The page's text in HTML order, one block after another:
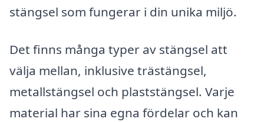
stängsel som fungerar i din unika miljö.
Det finns många typer av stängsel att
välja mellan, inklusive trästängsel,
metallstängsel och plaststängsel. Varje
material har sina egna fördelar och kan